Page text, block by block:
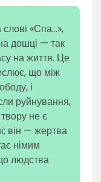
«Спа…»,
дошці — так
на життя. Це
що між
і
руйнування,
не є
він — жертва
німим
людства